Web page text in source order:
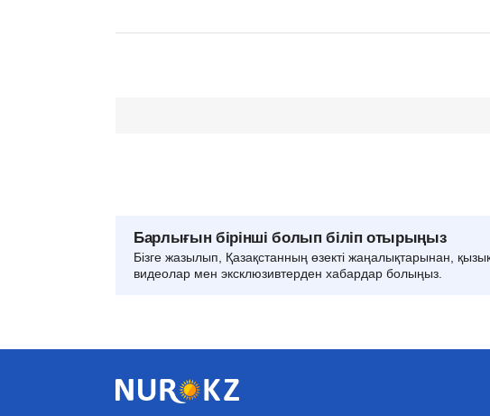
Барлығын бірінші болып біліп отырыңыз
Бізге жазылып, Қазақстанның өзекті жаңалықтарынан,
видеолар мен эксклюзивтерден хабардар болыңыз.